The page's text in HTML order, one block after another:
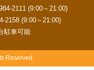
2111 (9:00～21:00)
2158 (9:00～21:00)
駐車可能
Reserved.